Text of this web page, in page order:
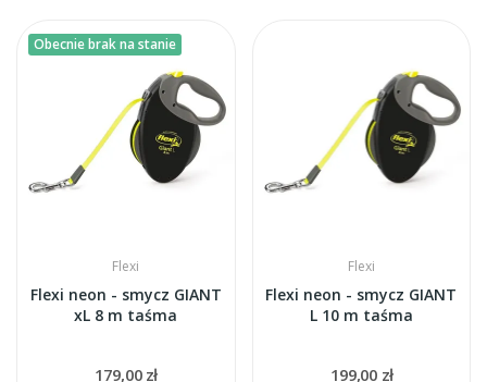
Obecnie brak na stanie
Flexi
Flexi neon - smycz GIANT
xL 8 m taśma
179,00 zł
Flexi
Flexi neon - smycz GIANT
L 10 m taśma
199,00 zł